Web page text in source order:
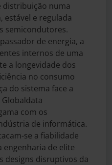
distribuição numa
e regulada
semicondutores.
de energia, a
internos de uma
a longevidade dos
no consumo
do sistema face a
com os
de informática.
se a fiabilidade
engenharia de elite
designs disruptivos da